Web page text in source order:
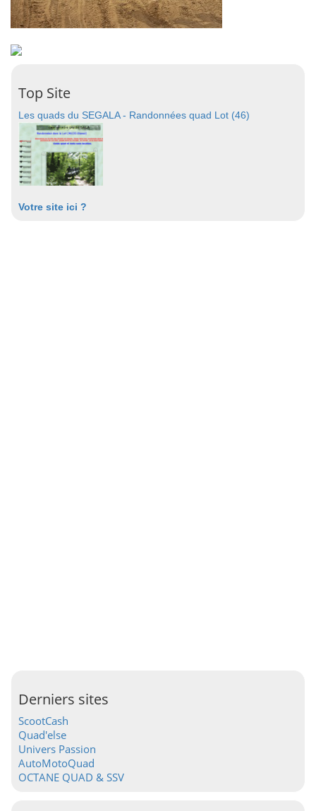
Top Site
Les quads du SEGALA - Randonnées quad Lot (46)
Votre site ici ?
Derniers sites
ScootCash
Quad'else
Univers Passion
AutoMotoQuad
OCTANE QUAD & SSV